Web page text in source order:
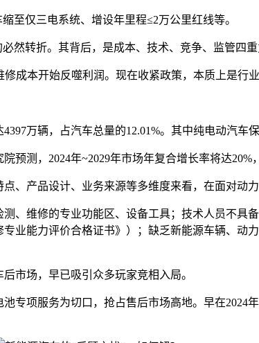
至仅三电系统、增设年里程≤2万公里红线等。
然转折。其背后，是成本、技术、竞争、监管四重
成本开始反噬利润。现在收紧政策，本质上是行
万辆，占汽车总量的12.01%。其中纯电动汽车
测，2024年~2029年市场年复合增长率将达20%
、产品设计、业务来源等多维度来看，在面对动
、维修的专业功能区、设备工具；技术人员不具
能力评价合格证书》）；缺乏新能源车辆、动
市场，早已吸引众多玩家竞相入局。
专项服务为切口，抢占售后市场高地。早在